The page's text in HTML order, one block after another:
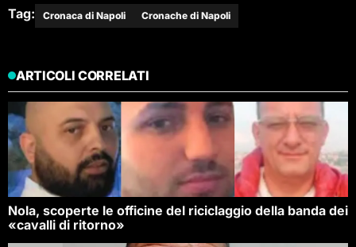
Tag: Cronaca di Napoli Cronache di Napoli
ARTICOLI CORRELATI
Nola, scoperte le officine del riciclaggio della banda dei
«cavalli di ritorno»